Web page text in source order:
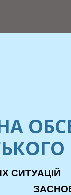
СИТУАЦІЙ